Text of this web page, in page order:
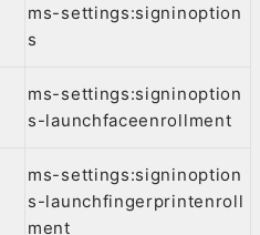
ms-settings:signinoption
s
ms-settings:signinoption
s-launchfaceenrollment
ms-settings:signinoption
s-launchfingerprintenroll
ment